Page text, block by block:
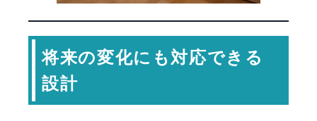
将来の変化にも対応できる
設計